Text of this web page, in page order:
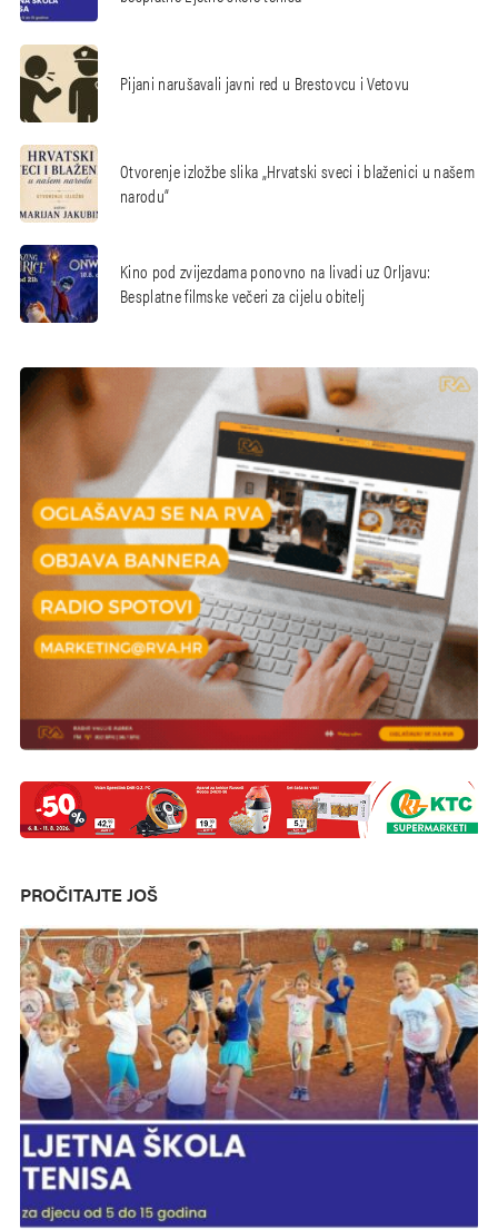
Pijani narušavali javni red u Brestovcu i Vetovu
Otvorenje izložbe slika „Hrvatski sveci i blaženici u našem
narodu“
Kino pod zvijezdama ponovno na livadi uz Orljavu:
Besplatne filmske večeri za cijelu obitelj
PROČITAJTE JOŠ